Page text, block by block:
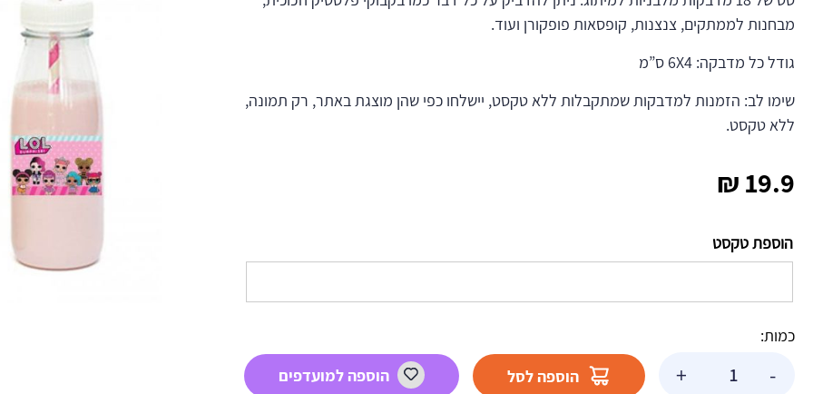
מבחנות לממתקים, צנצנות, קופסאות פופקורן ועוד.
גודל כל מדבקה: 6X4 ס”מ
שימו לב: הזמנות למדבקות שמתקבלות ללא טקסט, יישלחו כפי שהן מוצגת באתר, רק תמונה,
ללא טקסט.
19.9
₪
הוספת טקסט
כמות:
-
של
+ הוספה לסל הוספה למועדפים